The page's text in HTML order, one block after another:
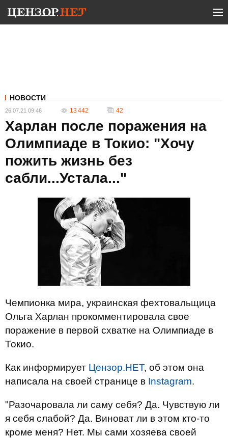
НОВОСТИ
26.07.21 09:46 13 442 42
Харлан после поражения на
Олимпиаде в Токио: "Хочу
пожить жизнь без
сабли...Устала..."
Чемпионка мира, украинская фехтовальщица
Ольга Харлан прокомментировала свое
поражение в первой схватке на Олимпиаде в
Токио.
Как информирует Цензор.НЕТ, об этом она
написала на своей странице в Instagram.
"Разочаровала ли саму себя? Да. Чувствую ли
я себя слабой? Да. Виноват ли в этом кто-то
кроме меня? Нет. Мы сами хозяева своей